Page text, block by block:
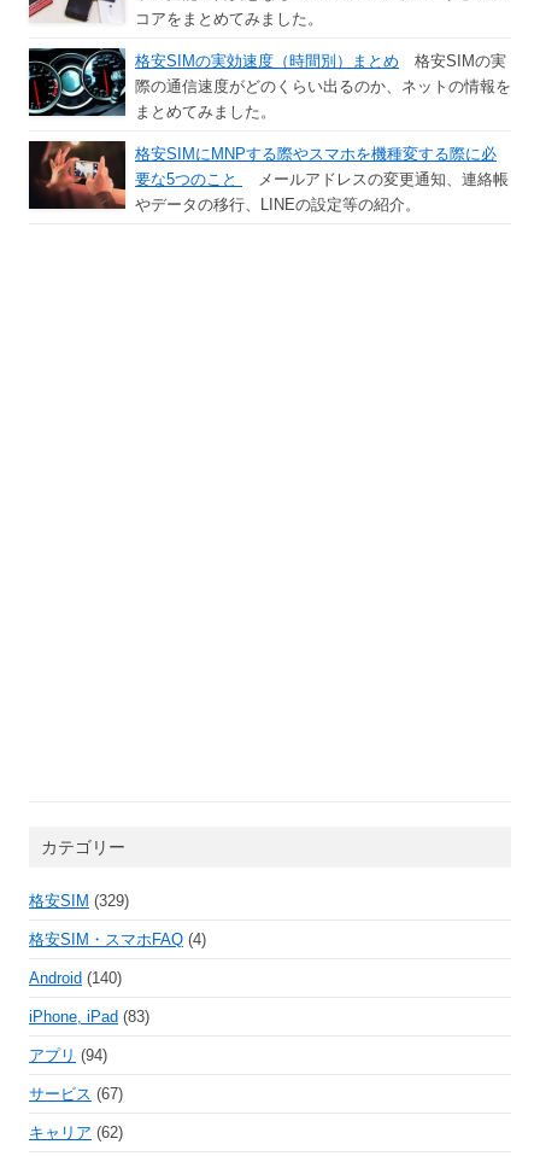
コアをまとめてみました。
格安SIMの実効速度（時間別）まとめ 格安SIMの実
際の通信速度がどのくらい出るのか、ネットの情報を
まとめてみました。
格安SIMにMNPする際やスマホを機種変する際に必
要な5つのこと
メールアドレスの変更通知、連絡帳
やデータの移行、LINEの設定等の紹介。
カテゴリー
格安SIM (329)
格安SIM・スマホFAQ (4)
Android (140)
iPhone, iPad (83)
アプリ (94)
サービス (67)
キャリア (62)